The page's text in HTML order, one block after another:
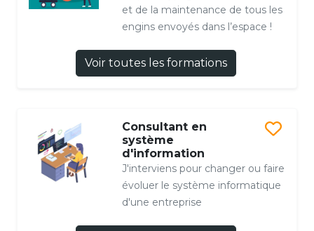
et de la maintenance de tous les
engins envoyés dans l’espace !
Voir toutes les formations
Consultant en
système
d'information
J'interviens pour changer ou faire
évoluer le système informatique
d'une entreprise